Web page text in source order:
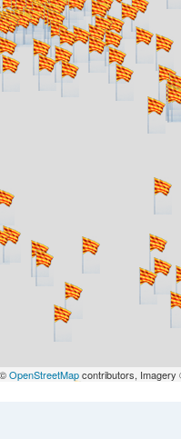
OpenStreetMapcontributors,